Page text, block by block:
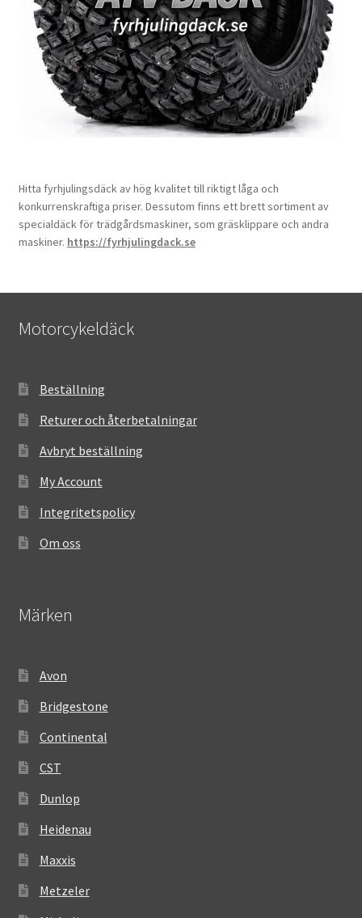
Hitta fyrhjulingsdäck av hög kvalitet till riktigt låga och
konkurrenskraftiga priser. Dessutom finns ett brett sortiment av
specialdäck för trädgårdsmaskiner, som gräsklippare och andra
maskiner. https://fyrhjulingdack.se
Motorcykeldäck
Beställning
Returer och återbetalningar
Avbryt beställning
My Account
Integritetspolicy
Om oss
Märken
Avon
Bridgestone
Continental
CST
Dunlop
Heidenau
Maxxis
Metzeler